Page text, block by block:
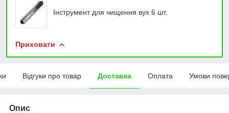
Інструмент для чищення вух 6 шт.
Приховати
Відгуки про товар Доставка Оплата Умови
Опис